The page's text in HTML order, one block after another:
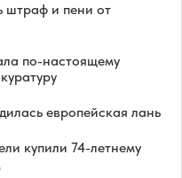
штраф и пени от
по-настоящему
европейская лань
купили 74-летнему